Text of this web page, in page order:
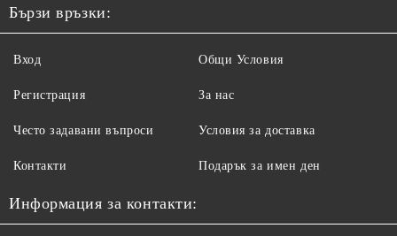
Бързи връзки:
Вход
Регистрация
Често задавани въпроси
Контакти
Общи Условия
За нас
Условия за доставка
Подарък за имен ден
Информация за контакти: